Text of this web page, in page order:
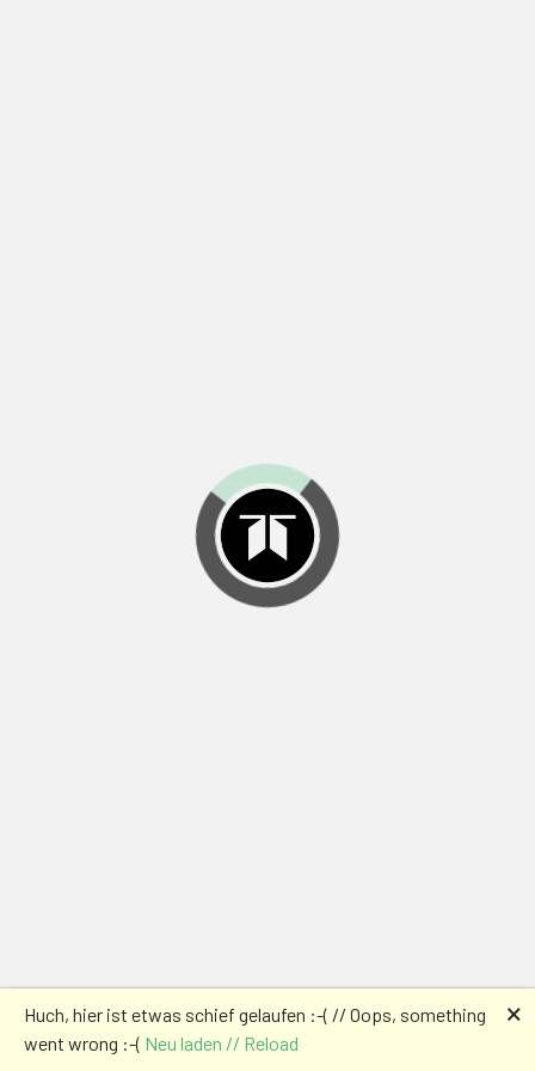
Huch, hier ist etwas schief gelaufen :-( // Oops, something
went wrong :-( Neu laden // Reload
🗙